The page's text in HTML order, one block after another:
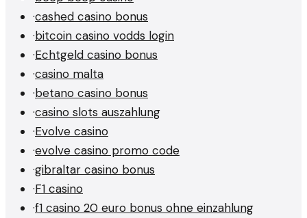
·cashed casino bonus
·bitcoin casino vodds login
·Echtgeld casino bonus
·casino malta
·betano casino bonus
·casino slots auszahlung
·Evolve casino
·evolve casino promo code
·gibraltar casino bonus
·F1 casino
·f1 casino 20 euro bonus ohne einzahlung